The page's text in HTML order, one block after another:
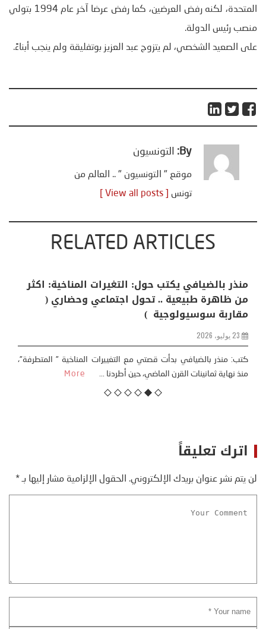
المتحدة، لكنه رفض العرضين، كما رفض عرضا آخر عام 1994 بتولي
منصب رئيس الدولة.
على الصعيد الشخصي، لم يتزوج عبد العزيز بوتفليقة ولم ينجب أبناءً.
By: التونسيون
موقع " التونسيون " .. العالم من
تونس
RELATED ARTICLES
منذر بالضيافي يكتب حول: التغيرات المناخية: اكثر
من ظاهرة طبيعية .. تحول اجتماعي وحضاري (
مقاربة سوسيولوجية )
23 يوليو، 2026
كتب: منذر بالضيافي بدأت قصتي مع التغييرات المناخية ” المتطرفة”،
منذ نهاية ثمانينات القرن الماضي، حين أطردنا ...
More
اترك تعليقاً
لن يتم نشر عنوان بريدك الإلكتروني. الحقول الإلزامية مشار إليها بـ*